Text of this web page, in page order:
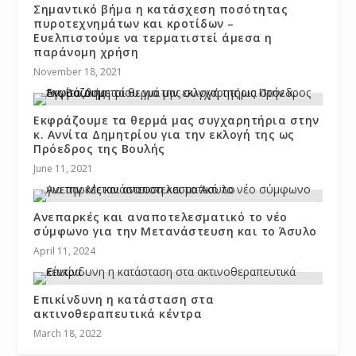
Σημαντικό βήμα η κατάσχεση ποσότητας
πυροτεχνημάτων και κροτίδων –
Ευελπιστούμε να τερματιστεί άμεσα η
παράνομη χρήση
November 18, 2021
Εκφράζουμε τα θερμά μας συγχαρητήρια στην
κ. Αννίτα Δημητρίου για την εκλογή της ως
Πρόεδρος της Βουλής
June 11, 2021
Ανεπαρκές και αναποτελεσματικό το νέο
σύμφωνο για την Μετανάστευση και το Άσυλο
April 11, 2024
Επικίνδυνη η κατάσταση στα
ακτινοθεραπευτικά κέντρα
March 18, 2022